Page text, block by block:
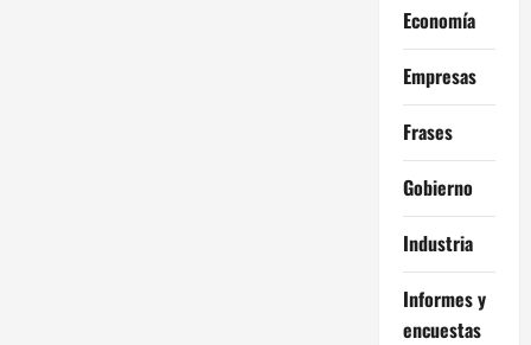
Economía
Empresas
Frases
Gobierno
Industria
Informes y
encuestas